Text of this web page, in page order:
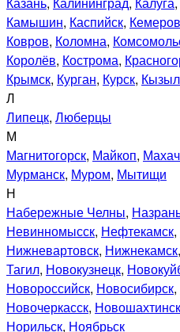
Камышин, Каспийск,
Ковров, Коломна,
Королёв, Кострома,
Крымск, Курган, Курск, Кызыл
Л
Липецк, Люберцы
М
Магнитогорск, Майкоп,
Мурманск, Муром, Мытищи
Н
Набережные Челны,
Невинномысск, Нефтекамск,
Нижневартовск, Нижнекамск,
Тагил, Новокузнецк,
Новороссийск, Новосибирск,
Новочеркасск, Новошахтинск
Норильск, Ноябрьск